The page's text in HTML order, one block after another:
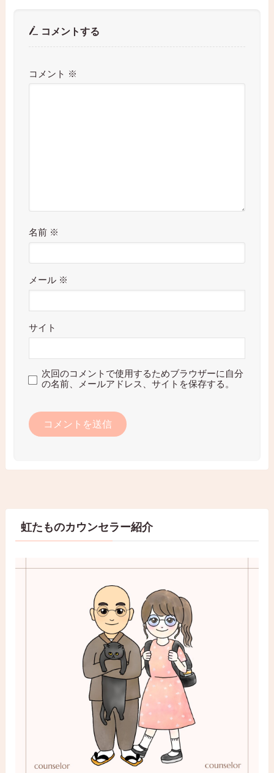
コメントする
コメント ※
名前 ※
メール ※
サイト
次回のコメントで使用するためブラウザーに自分
の名前、メールアドレス、サイトを保存する。
虹たものカウンセラー紹介